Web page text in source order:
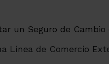
un Seguro de Cambio
Línea de Comercio